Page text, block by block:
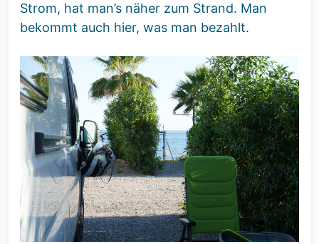
Strom, hat man’s näher zum Strand. Man
bekommt auch hier, was man bezahlt.